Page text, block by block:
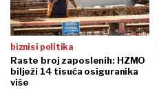
biznis i politika
Raste broj zaposlenih: HZMO
bilježi 14 tisuća osiguranika
više